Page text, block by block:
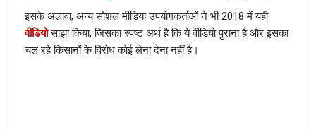
इसके अलावा, अन्य सोशल मीडिया उपयोगकर्ताओं ने भी 2018 में यही
वीडियो साझा किया, जिसका स्पष्ट अर्थ है कि ये वीडियो पुराना है और इसका
चल रहे किसानों के विरोध कोई लेना देना नहीं है।